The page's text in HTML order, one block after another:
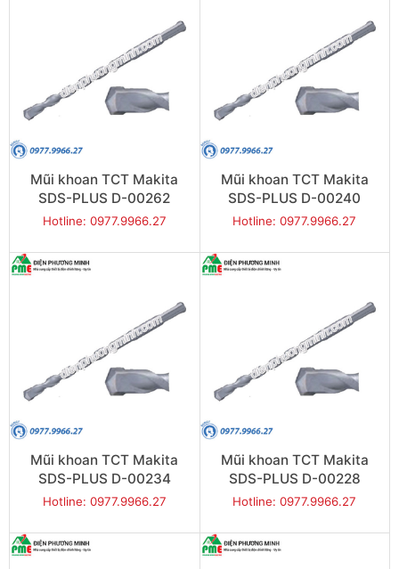
Mũi khoan TCT Makita
SDS-PLUS D-00262
(14x160mm)
Hotline: 0977.9966.27
Mũi khoan TCT Makita
SDS-PLUS D-00240
(12x260mm)
Hotline: 0977.9966.27
Mũi khoan TCT Makita
SDS-PLUS D-00234
(12x210mm)
Hotline: 0977.9966.27
Mũi khoan TCT Makita
SDS-PLUS D-00228
(12x160mm)
Hotline: 0977.9966.27